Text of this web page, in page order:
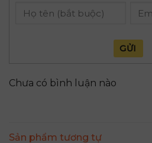
GỬI
Chưa có bình luận nào
Sản phẩm tương tự